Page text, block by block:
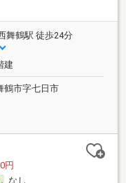
舞鶴駅 徒歩24分
建
鶴市字七日市
円
なし